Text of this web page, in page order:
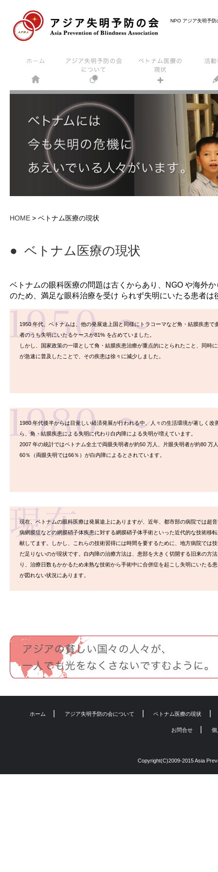
NPO アジア失明予
HOME > ベトナム医療の現状
● ベトナム医療の現状
ベトナムの眼科医療の問題は古くからあり、NGO や海外
のため、満足な眼科治療を受け られず失明にいたる患者は
1950 年代、ベトナムは、他の発展途上国と同様にトラコーマなど角・結膜疾患で
者のうち失明にいたるケースが81% を占めていました。
しかし、国家政策の一環として角・結膜疾患治療が重点的にとられたこと、同時
が急速に普及したことで、その疾患は徐々に減少しました。
1980 年代後半からは目覚しい経済発展が行われる中、人々の生活環境が著しく改
ら、角・結膜疾患による失明に代わり白内障による失明が増えています。
2007 年の統計ではベトナム全土で両眼失明者が約50 万人、片眼失明者が約80 万
60％（両眼失明では66％）が白内障によるとされています。
現在、ベトナムの眼科医療は発展途上にありますが、近年、都市部の病院では超
病網膜症などの網膜硝子体疾患に対する網膜硝子体手術といった近代的な技術移
献してます。しかし、これらの技術習得には時間を要するために、地方病院では
だ足りないのが現状です。白内障の治療方法は、患部を大きく切開する旧来の方
り、治療日数もかかるため未熟な技術から手術中に合併症を起こし失明にいたる
が図れない状況にあります。
ホーム アジア失明予防の会について ベトナム医療の現状
お問合せ 個
Copyright(C)2009-2015 Asia